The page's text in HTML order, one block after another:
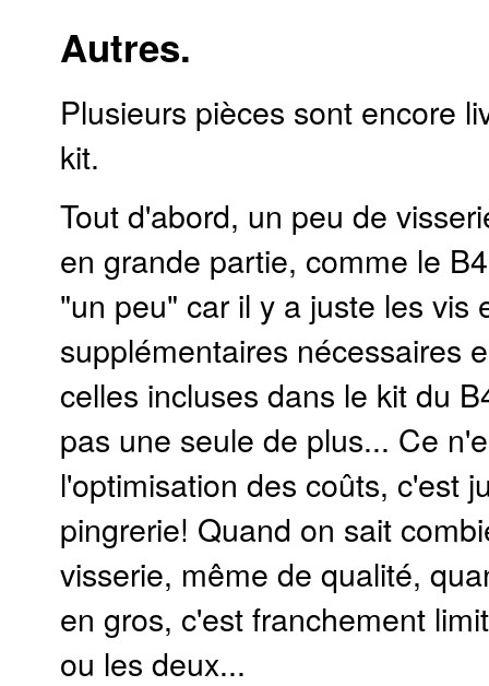
Autres.
Plusieurs pièces sont encore
kit.
Tout d'abord, un peu de
en grande partie, comme le
"un peu" car il y a juste les vis
supplémentaires nécessaires
celles incluses dans le kit du
pas une seule de plus... Ce
l'optimisation des coûts, c'est
pingrerie! Quand on sait
visserie, même de qualité,
en gros, c'est franchement
ou les deux...